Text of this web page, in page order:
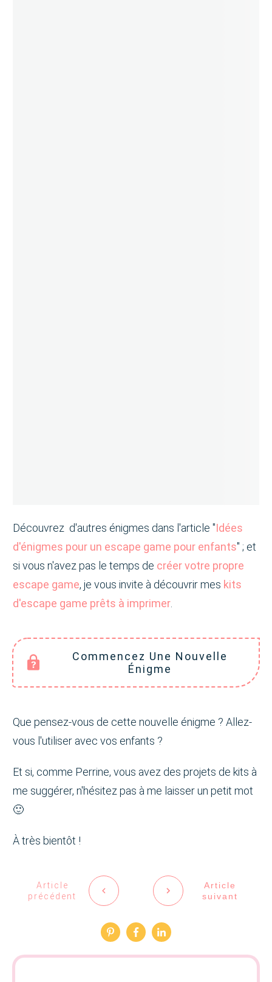
Découvrez d'autres énigmes dans l'article "Idées
d'énigmes pour un escape game pour enfants" ; et
si vous n'avez pas le temps de créer votre propre
escape game, je vous invite à découvrir mes kits
d'escape game prêts à imprimer.
Commencez Une Nouvelle
Énigme
Que pensez-vous de cette nouvelle énigme ? Allez-
vous l'utiliser avec vos enfants ?
Et si, comme Perrine, vous avez des projets de kits à
me suggérer, n'hésitez pas à me laisser un petit mot
🙂
À très bientôt !
Article
précédent
Article
suivant